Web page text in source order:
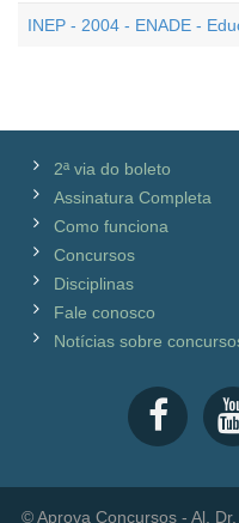
INEP - 2004 - ENADE -
2ª via do boleto
Assinatura Completa
Como funciona
Concursos
Disciplinas
Fale conosco
Notícias sobre
© Aprova Concursos - Al.